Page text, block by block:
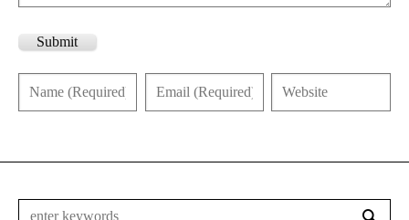
Submit